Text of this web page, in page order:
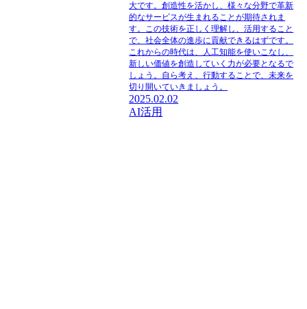
大です。創造性を活かし、様々な分野で革新
的なサービスが生まれることが期待されま
す。この技術を正しく理解し、活用すること
で、社会全体の進歩に貢献できるはずです。
これからの時代は、人工知能を使いこなし、
新しい価値を創造していく力が必要となるで
しょう。自ら考え、行動することで、未来を
切り開いていきましょう。
2025.02.02
AI活用